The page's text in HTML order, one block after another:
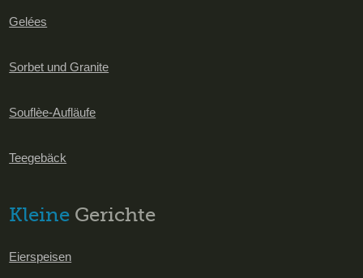
Gelées
Sorbet und Granite
Souflèe-Aufläufe
Teegebäck
Kleine Gerichte
Eierspeisen